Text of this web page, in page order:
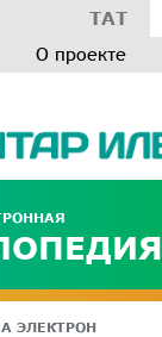
ТАТ
О проекте
ЭЛЕКТРОН